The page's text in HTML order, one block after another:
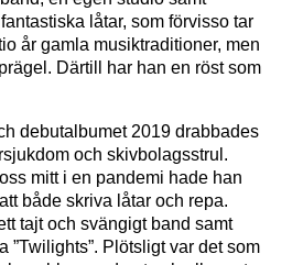
låtar, som förvisso tar
år gamla musiktraditioner, men
Därtill har han en röst som
debutalbumet 2019 drabbades
och skivbolagsstrul.
mitt i en pandemi hade han
både skriva låtar och repa.
tajt och svängigt band samt
”Twilights”. Plötsligt var det som